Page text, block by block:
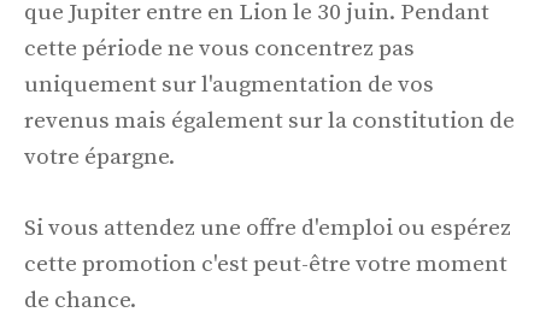
que Jupiter entre en Lion le 30 juin. Pendant
cette période ne vous concentrez pas
uniquement sur l'augmentation de vos
revenus mais également sur la constitution de
votre épargne.
Si vous attendez une offre d'emploi ou espérez
cette promotion c'est peut-être votre moment
de chance.